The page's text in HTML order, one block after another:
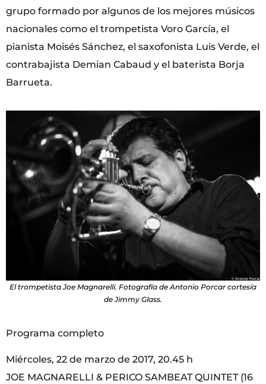
grupo formado por algunos de los mejores músicos
nacionales como el trompetista Voro García, el
pianista Moisés Sánchez, el saxofonista Luis Verde, el
contrabajista Demian Cabaud y el baterista Borja
Barrueta.
El trompetista Joe Magnarelli. Fotografía de Antonio Porcar cortesía
de Jimmy Glass.
Programa completo
Miércoles, 22 de marzo de 2017, 20.45 h
JOE MAGNARELLI & PERICO SAMBEAT QUINTET (16